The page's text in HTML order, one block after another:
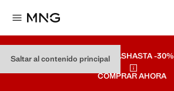
Saltar al contenido principal
REBAJASHASTA -30%
COMPRAR AHORA